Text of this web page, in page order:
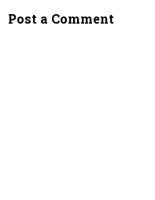
Post a Comment